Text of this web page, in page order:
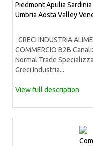
PiedmontApulia Sardinia
Umbria Aosta Valley
GRECI INDUSTRIA
COMMERCIO B2B
Normal Trade
Greci Industria...
View full description